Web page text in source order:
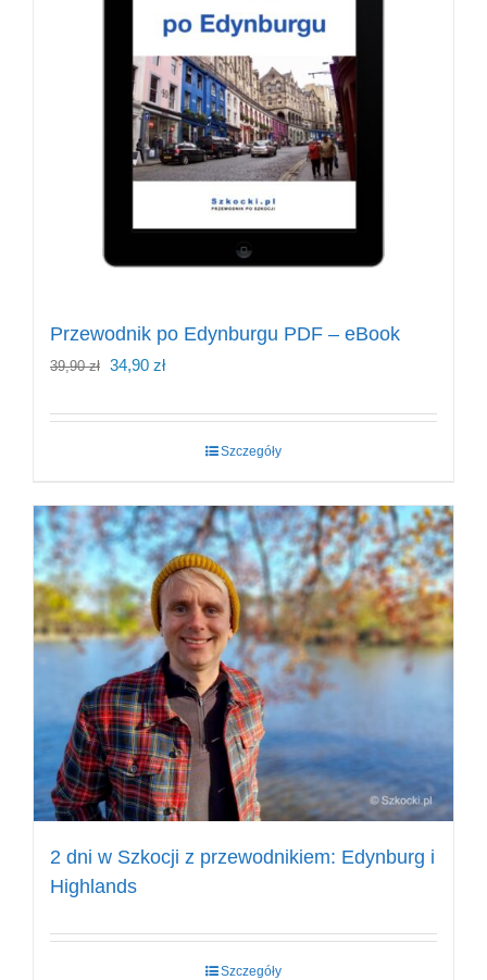
Przewodnik po Edynburgu PDF – eBook
39,90zł Pierwotna
34,90 złAktualna
34,90 zł.
Szczegóły
2 dni w Szkocji z przewodnikiem: Edynburg i
Highlands
Szczegóły